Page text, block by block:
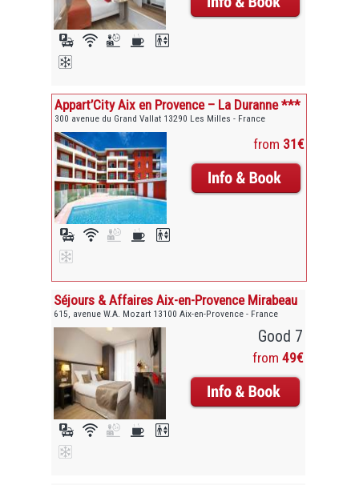
Appart’City Aix en Provence – La Duranne ***
300 avenue du Grand Vallat 13290 Les Milles - France
from 31€
Séjours & Affaires Aix-en-Provence Mirabeau
615, avenue W.A. Mozart 13100 Aix-en-Provence - France
Good 7
from 49€